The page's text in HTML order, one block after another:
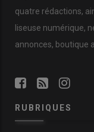
quatre rédactions,
liseuse numérique,
annonces, boutique
RUBRIQUES